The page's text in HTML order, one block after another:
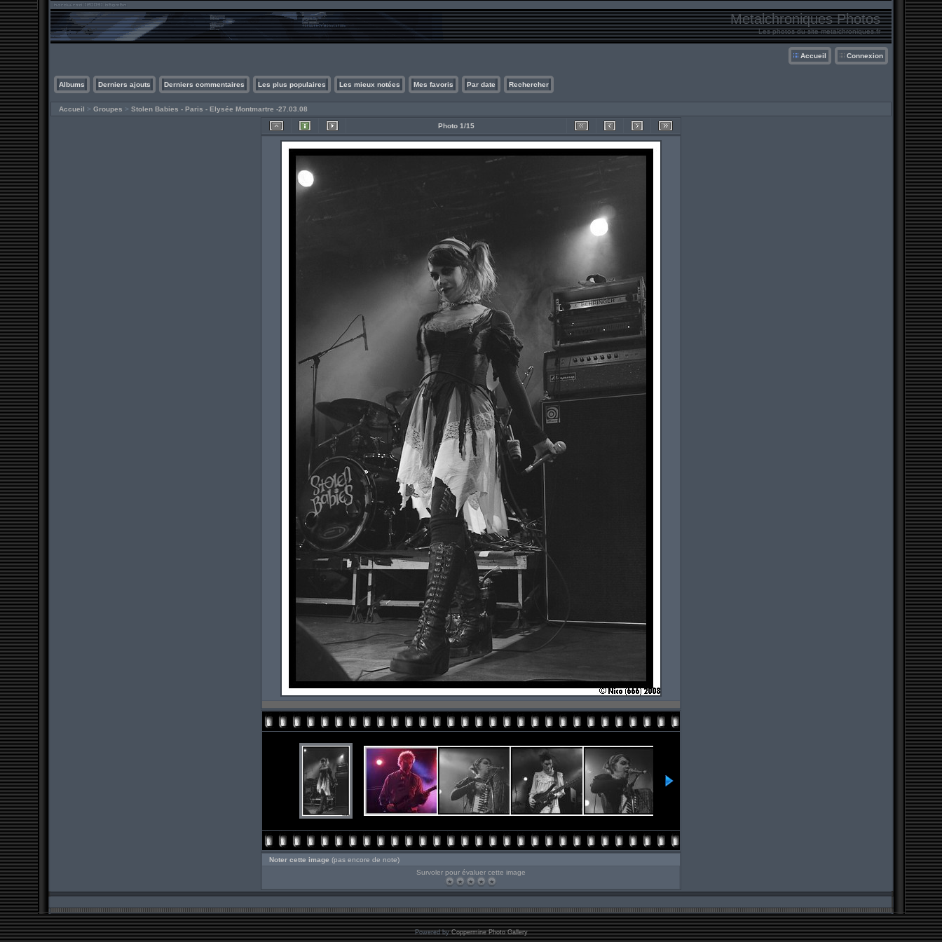
Metalchroniques Photos
Les photos du site metalchroniques.fr
Accueil Connexion
Albums Derniers ajouts Derniers commentaires Les plus populaires Les mieux notées Mes favoris Par date Rechercher
Accueil > Groupes > Stolen Babies - Paris - Elysée Montmartre -27.03.08
Photo 1/15
Noter cette image (pas encore de note)
Survoler pour évaluer cette image
Powered byCoppermine Photo Gallery